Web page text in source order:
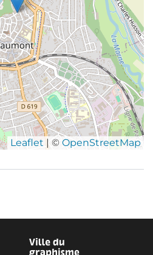
Leaflet| © OpenStreetMap